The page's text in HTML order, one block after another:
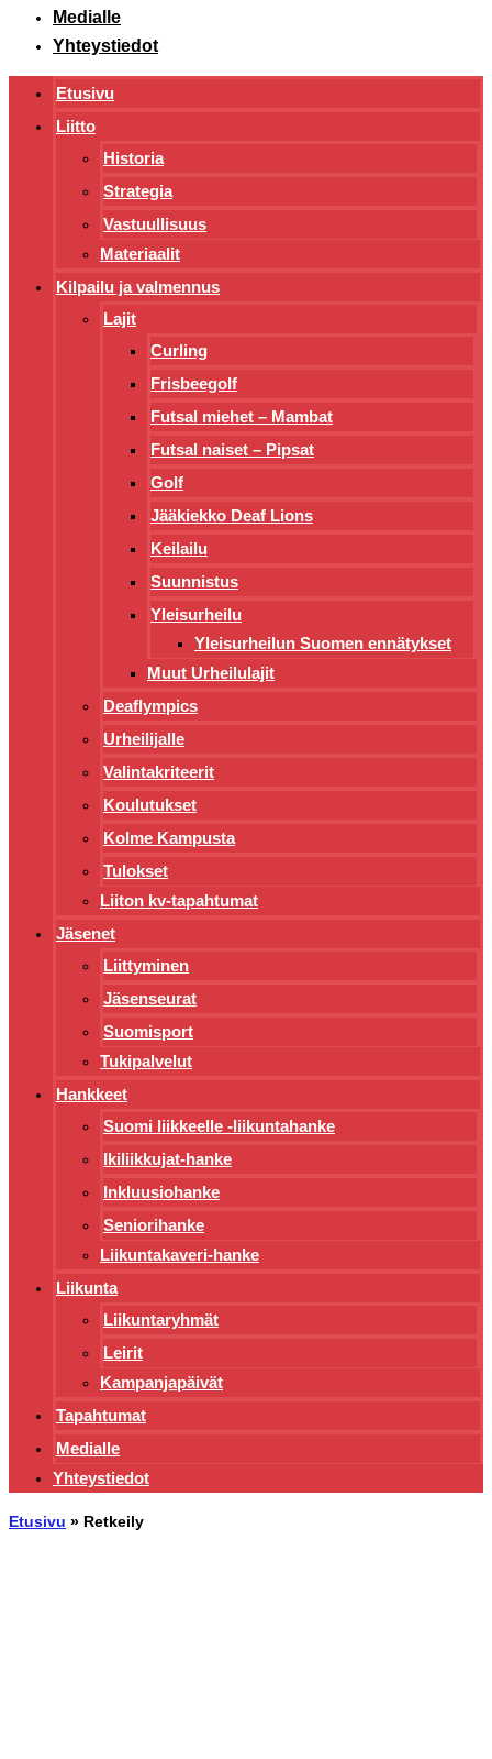
Medialle
Yhteystiedot
Etusivu
Liitto
Historia
Strategia
Vastuullisuus
Materiaalit
Kilpailu ja valmennus
Lajit
Curling
Frisbeegolf
Futsal miehet – Mambat
Futsal naiset – Pipsat
Golf
Jääkiekko Deaf Lions
Keilailu
Suunnistus
Yleisurheilu
Yleisurheilun Suomen ennätykset
Muut Urheilulajit
Deaflympics
Urheilijalle
Valintakriteerit
Koulutukset
Kolme Kampusta
Tulokset
Liiton kv-tapahtumat
Jäsenet
Liittyminen
Jäsenseurat
Suomisport
Tukipalvelut
Hankkeet
Suomi liikkeelle -liikuntahanke
Ikiliikkujat-hanke
Inkluusiohanke
Seniorihanke
Liikuntakaveri-hanke
Liikunta
Liikuntaryhmät
Leirit
Kampanjapäivät
Tapahtumat
Medialle
Yhteystiedot
Etusivu » Retkeily